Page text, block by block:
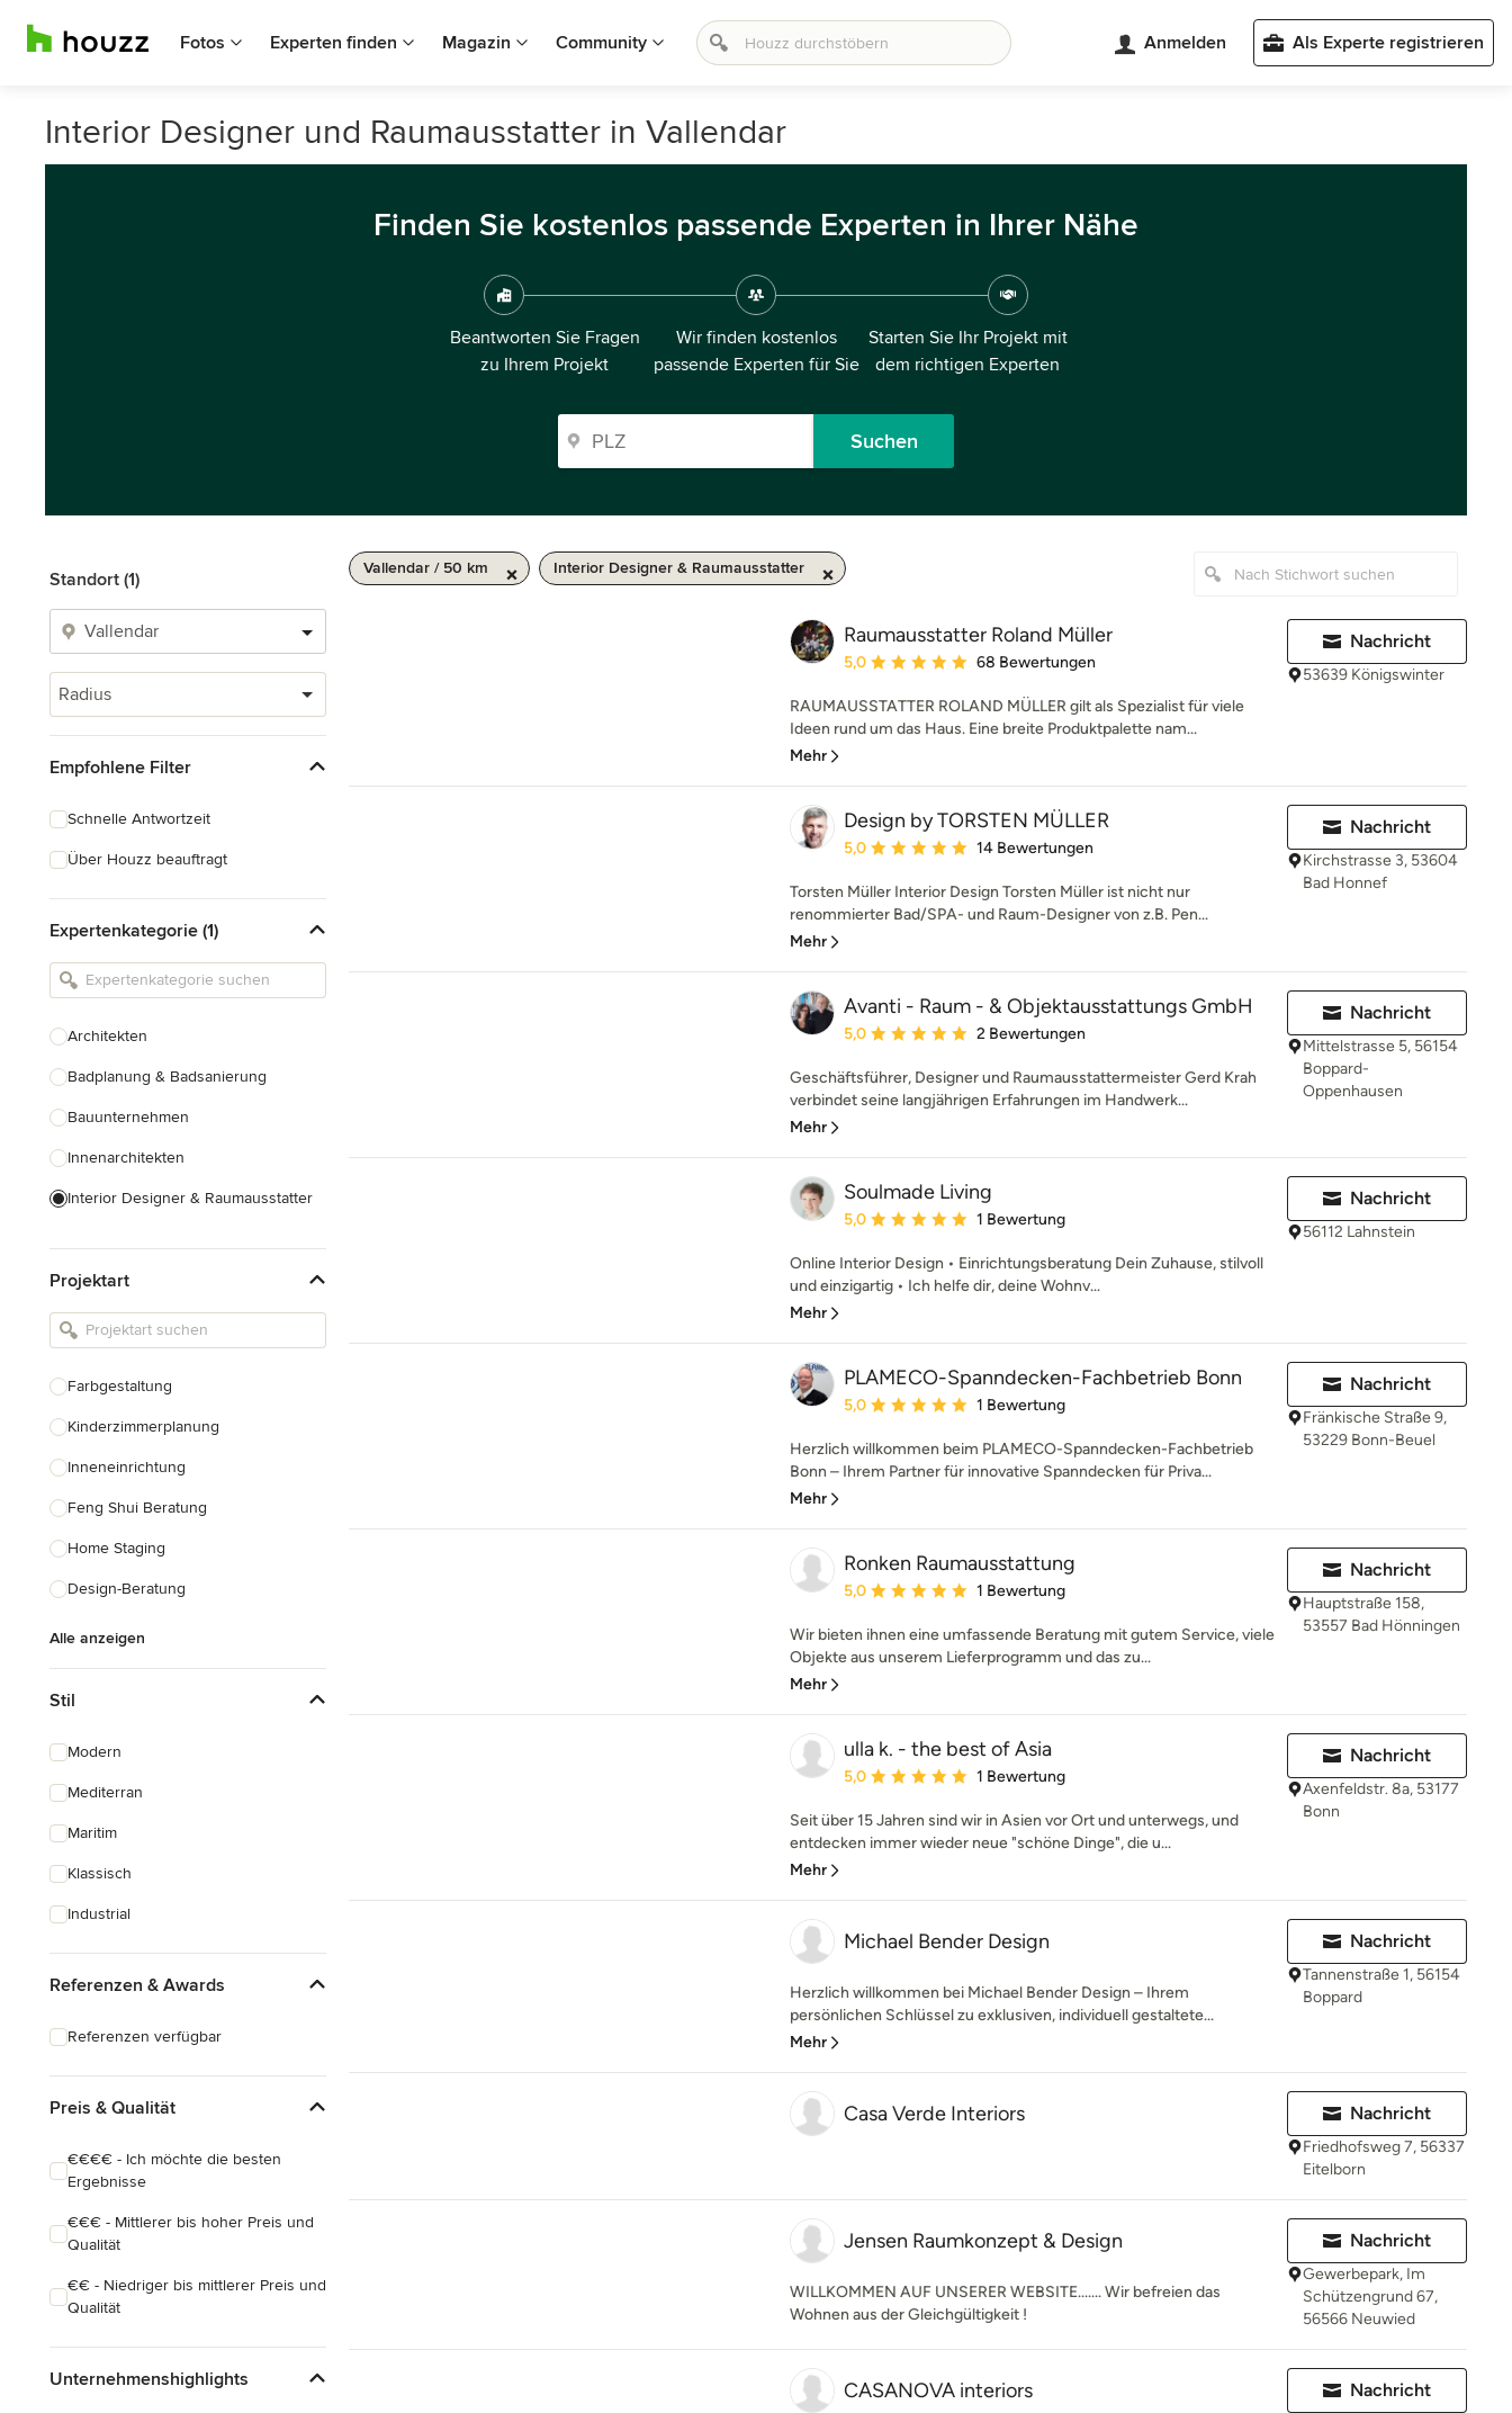
Fotos Experten finden Magazin Community Anmelden Als Experte registrieren
Interior Designer und Raumausstatter in Vallendar
Finden Sie kostenlos passende Experten in Ihrer Nähe
Beantworten Sie Fragen
zu Ihrem Projekt
Wir finden kostenlos
passende Experten für Sie
Starten Sie Ihr Projekt mit
dem richtigen Experten
Suchen
Standort (1)
Radius
Empfohlene Filter
Schnelle Antwortzeit
Über Houzz beauftragt
Expertenkategorie (1)
Architekten
Badplanung & Badsanierung
Bauunternehmen
Innenarchitekten
Interior Designer & Raumausstatter
Landschaftsarchitekten
Armaturen & Sanitärbedarf
Einbauschränke
Projektart
Farbgestaltung
Kinderzimmerplanung
Inneneinrichtung
Feng Shui Beratung
Home Staging
Design-Beratung
Alle anzeigen
Stil
Modern
Mediterran
Maritim
Klassisch
Industrial
Referenzen & Awards
Referenzen verfügbar
Preis & Qualität
€€€€ - Ich möchte die besten
Ergebnisse
€€€ - Mittlerer bis hoher Preis und
Qualität
€€ - Niedriger bis mittlerer Preis und
Qualität
Unternehmenshighlights
Vallendar / 50 km Interior Designer & Raumausstatter
Raumausstatter Roland Müller
Durchschnittliche Bewertung: 5 von 5 Sternen
5,0 68 Bewertungen
RAUMAUSSTATTER ROLAND MÜLLER gilt als Spezialist für viele
Ideen rund um das Haus. Eine breite Produktpalette nam...
Mehr
Nachricht
53639 Königswinter
Design by TORSTEN MÜLLER
Durchschnittliche Bewertung: 5 von 5 Sternen
5,0 14 Bewertungen
Torsten Müller Interior Design Torsten Müller ist nicht nur
renommierter Bad/SPA- und Raum-Designer von z.B. Pen...
Mehr
Nachricht
Kirchstrasse 3, 53604
Bad Honnef
Avanti - Raum - & Objektausstattungs GmbH
Durchschnittliche Bewertung: 5 von 5 Sternen
5,0 2 Bewertungen
Geschäftsführer, Designer und Raumausstattermeister Gerd Krah
verbindet seine langjährigen Erfahrungen im Handwerk...
Mehr
Nachricht
Mittelstrasse 5, 56154
Boppard-
Oppenhausen
Soulmade Living
Durchschnittliche Bewertung: 5 von 5 Sternen
5,0 1 Bewertung
Online Interior Design • Einrichtungsberatung Dein Zuhause, stilvoll
und einzigartig • Ich helfe dir, deine Wohnv...
Mehr
Nachricht
56112 Lahnstein
PLAMECO-Spanndecken-Fachbetrieb Bonn
Durchschnittliche Bewertung: 5 von 5 Sternen
5,0 1 Bewertung
Herzlich willkommen beim PLAMECO-Spanndecken-Fachbetrieb
Bonn – Ihrem Partner für innovative Spanndecken für Priva...
Mehr
Nachricht
Fränkische Straße 9,
53229 Bonn-Beuel
Ronken Raumausstattung
Durchschnittliche Bewertung: 5 von 5 Sternen
5,0 1 Bewertung
Wir bieten ihnen eine umfassende Beratung mit gutem Service, viele
Objekte aus unserem Lieferprogramm und das zu...
Mehr
Nachricht
Hauptstraße 158,
53557 Bad Hönningen
ulla k. - the best of Asia
Durchschnittliche Bewertung: 5 von 5 Sternen
5,0 1 Bewertung
Seit über 15 Jahren sind wir in Asien vor Ort und unterwegs, und
entdecken immer wieder neue "schöne Dinge", die u...
Mehr
Nachricht
Axenfeldstr. 8a, 53177
Bonn
Michael Bender Design
Herzlich willkommen bei Michael Bender Design – Ihrem
persönlichen Schlüssel zu exklusiven, individuell gestaltete...
Mehr
Nachricht
Tannenstraße 1, 56154
Boppard
Casa Verde Interiors Nachricht
Friedhofsweg 7, 56337
Eitelborn
Jensen Raumkonzept & Design
WILLKOMMEN AUF UNSERER WEBSITE....... Wir befreien das
Wohnen aus der Gleichgültigkeit !
Nachricht
Gewerbepark, Im
Schützengrund 67,
56566 Neuwied
CASANOVA interiors Nachricht